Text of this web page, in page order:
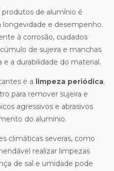
de alumínio é
longevidade e desempenho.
à corrosão, cuidados
de sujeira e manchas
a durabilidade do material.
é a limpeza periódica.
para remover sujeira e
agressivos e abrasivos
do alumínio.
climáticas severas, como
realizar limpezas
de sal e umidade pode